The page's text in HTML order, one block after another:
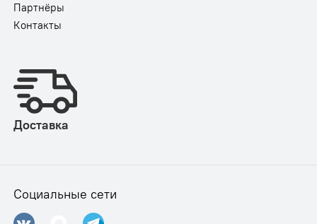
Партнёры
Контакты
Доставка
Социальные сети